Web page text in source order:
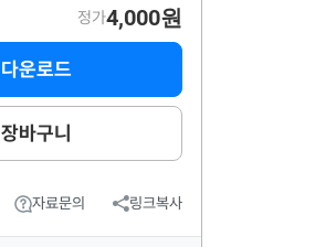
정가4,000원
다운로드
장바구니
자료문의 링크복사